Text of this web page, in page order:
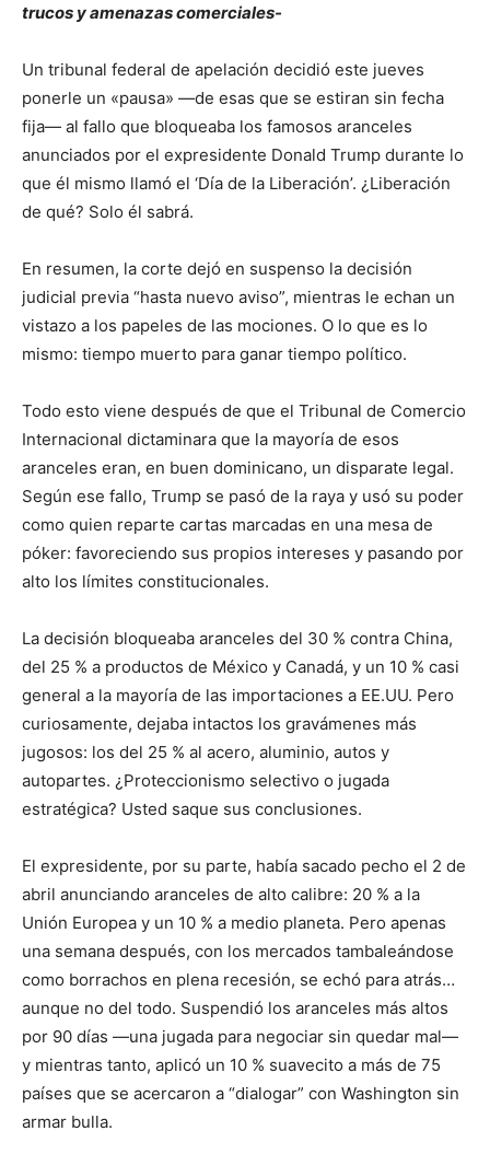
trucos y amenazas comerciales-
Un tribunal federal de apelación decidió este jueves
ponerle un «pausa» —de esas que se estiran sin fecha
fija— al fallo que bloqueaba los famosos aranceles
anunciados por el expresidente Donald Trump durante lo
que él mismo llamó el ‘Día de la Liberación’. ¿Liberación
de qué? Solo él sabrá.
En resumen, la corte dejó en suspenso la decisión
judicial previa “hasta nuevo aviso”, mientras le echan un
vistazo a los papeles de las mociones. O lo que es lo
mismo: tiempo muerto para ganar tiempo político.
Todo esto viene después de que el Tribunal de Comercio
Internacional dictaminara que la mayoría de esos
aranceles eran, en buen dominicano, un disparate legal.
Según ese fallo, Trump se pasó de la raya y usó su poder
como quien reparte cartas marcadas en una mesa de
póker: favoreciendo sus propios intereses y pasando por
alto los límites constitucionales.
La decisión bloqueaba aranceles del 30 % contra China,
del 25 % a productos de México y Canadá, y un 10 % casi
general a la mayoría de las importaciones a EE.UU. Pero
curiosamente, dejaba intactos los gravámenes más
jugosos: los del 25 % al acero, aluminio, autos y
autopartes. ¿Proteccionismo selectivo o jugada
estratégica? Usted saque sus conclusiones.
El expresidente, por su parte, había sacado pecho el 2 de
abril anunciando aranceles de alto calibre: 20 % a la
Unión Europea y un 10 % a medio planeta. Pero apenas
una semana después, con los mercados tambaleándose
como borrachos en plena recesión, se echó para atrás…
aunque no del todo. Suspendió los aranceles más altos
por 90 días —una jugada para negociar sin quedar mal—
y mientras tanto, aplicó un 10 % suavecito a más de 75
países que se acercaron a “dialogar” con Washington sin
armar bulla.